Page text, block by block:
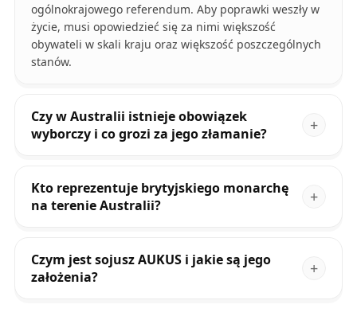
ogólnokrajowego referendum. Aby poprawki weszły w
życie, musi opowiedzieć się za nimi większość
obywateli w skali kraju oraz większość poszczególnych
stanów.
Czy w Australii istnieje obowiązek
wyborczy i co grozi za jego złamanie?
Kto reprezentuje brytyjskiego monarchę
na terenie Australii?
Czym jest sojusz AUKUS i jakie są jego
założenia?